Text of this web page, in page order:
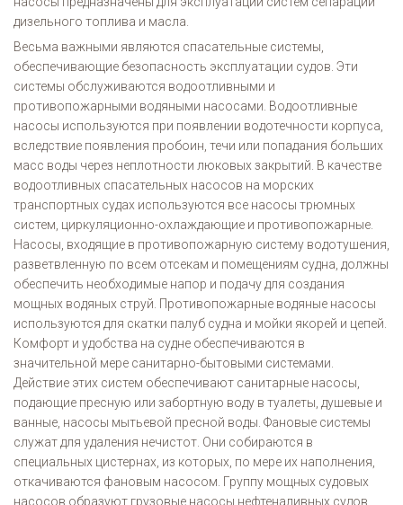
дизельного топлива и масла.
Весьма важными являются спасательные системы,
обеспечивающие безопасность эксплуатации судов. Эти
системы обслуживаются водоотливными и
противопожарными водяными насосами. Водоотливные
насосы используются при появлении водотечности корпуса,
вследствие появления пробоин, течи или попадания больших
масс воды через неплотности люковых закрытий. В качестве
водоотливных спасательных насосов на морских
транспортных судах используются все насосы трюмных
систем, циркуляционно-охлаждающие и противопожарные.
Насосы, входящие в противопожарную систему водотушения,
разветвленную по всем отсекам и помещениям судна, должны
обеспечить необходимые напор и подачу для создания
мощных водяных струй. Противопожарные водяные насосы
используются для скатки палуб судна и мойки якорей и цепей.
Комфорт и удобства на судне обеспечиваются в
значительной мере санитарно-бытовыми системами.
Действие этих систем обеспечивают санитарные насосы,
подающие пресную или забортную воду в туалеты, душевые и
ванные, насосы мытьевой пресной воды. Фановые системы
служат для удаления нечистот. Они собираются в
специальных цистернах, из которых, по мере их наполнения,
откачиваются фановым насосом. Группу мощных судовых
насосов образуют грузовые насосы нефтеналивных судов.